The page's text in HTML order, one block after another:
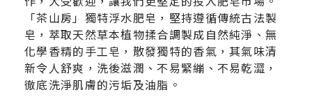
「茶山房」獨特浮水肥皂，堅持遵循傳統古法製
皂，萃取天然草本植物揉合調製成自然純淨、無
化學香精的手工皂，散發獨特的香氣，其氣味清
新令人舒爽，洗後滋潤、不易緊繃、不易乾澀，
徹底洗淨肌膚的污垢及油脂。